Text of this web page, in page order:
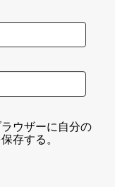
ウザーに自分の
存する。